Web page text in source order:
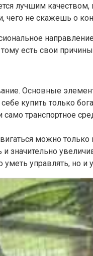
лучшим
не скажешь о
есть свои
Основные
купить только
само транспортное
можно только
значительно
управлять, но и